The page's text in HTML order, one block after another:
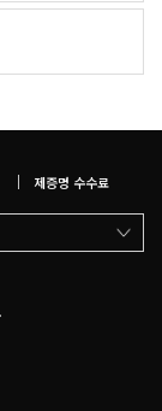
제증명 수수료